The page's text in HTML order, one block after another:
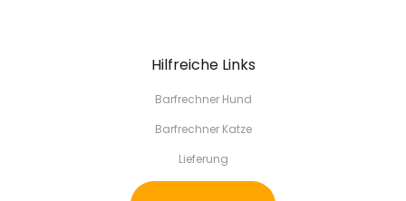
Hilfreiche Links
Barfrechner Hund
Barfrechner Katze
Lieferung